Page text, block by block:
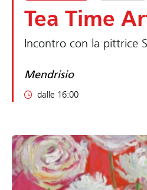
Tea Time
Incontro con la pittrice
Mendrisio
dalle 16:00